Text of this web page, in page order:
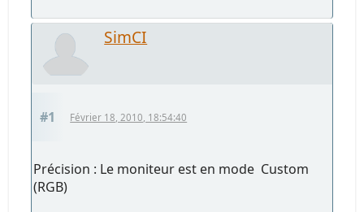
SimCI
#1 Février 18, 2010, 18:54:40
Précision : Le moniteur est en mode Custom
(RGB)